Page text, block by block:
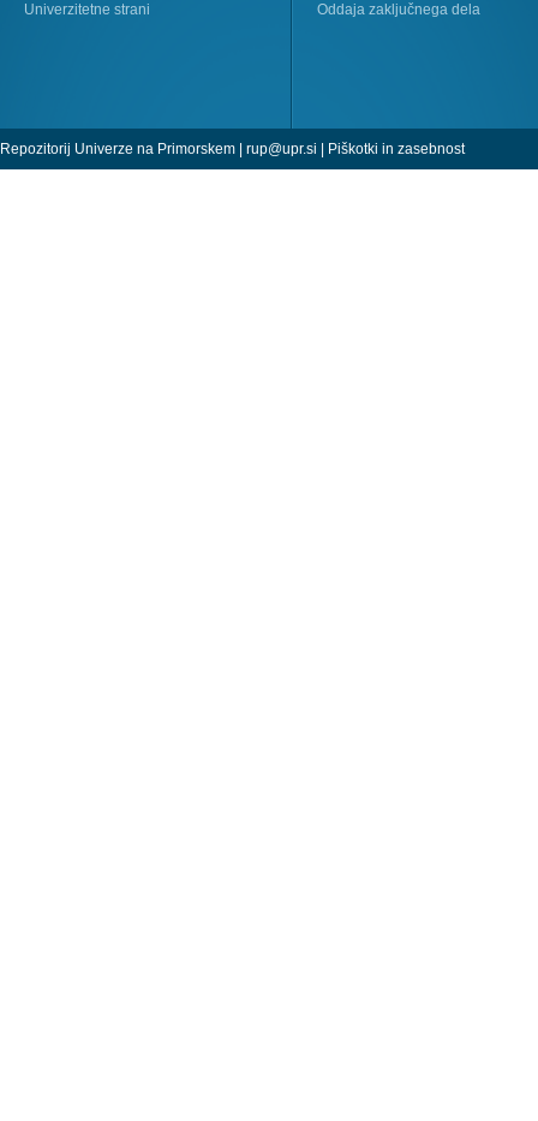
Univerzitetne strani Oddaja zaključnega dela
Repozitorij Univerze na Primorskem | rup@upr.si | Piškotki in zasebnost